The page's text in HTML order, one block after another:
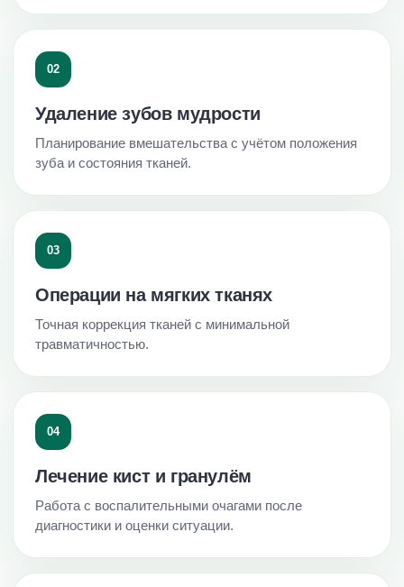
02
Удаление зубов мудрости
Планирование вмешательства с учётом положения
зуба и состояния тканей.
03
Операции на мягких тканях
Точная коррекция тканей с минимальной
травматичностью.
04
Лечение кист и гранулём
Работа с воспалительными очагами после
диагностики и оценки ситуации.